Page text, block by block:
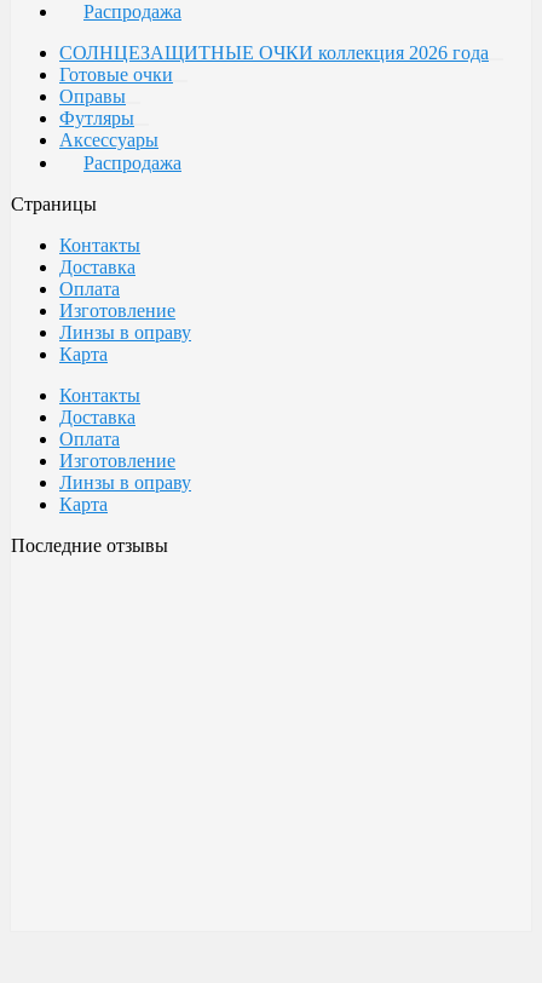
Распродажа
СОЛНЦЕЗАЩИТНЫЕ ОЧКИ коллекция 2026 года
Готовые очки
Оправы
Футляры
Аксессуары
Распродажа
Страницы
Контакты
Доставка
Оплата
Изготовление
Линзы в оправу
Карта
Контакты
Доставка
Оплата
Изготовление
Линзы в оправу
Карта
Последние отзывы